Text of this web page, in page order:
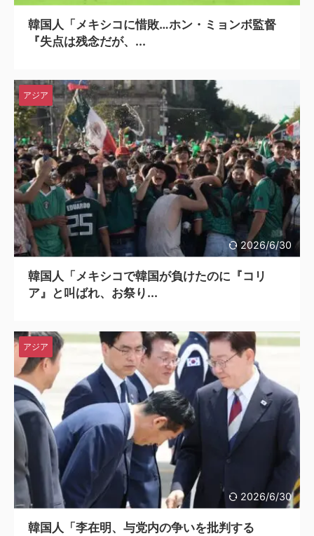
韓国人「メキシコに惜敗…ホン・ミョンボ監督
『失点は残念だが、...
2026/6/30
アジア
韓国人「メキシコで韓国が負けたのに『コリ
ア』と叫ばれ、お祭り...
2026/6/30
アジア
韓国人「李在明、与党内の争いを批判する